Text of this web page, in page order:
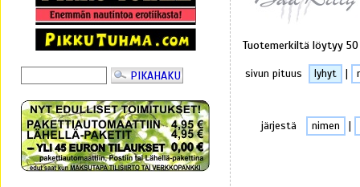
Tuotemerkiltä löytyy
sivun pituus lyhyt
järjestä nimen